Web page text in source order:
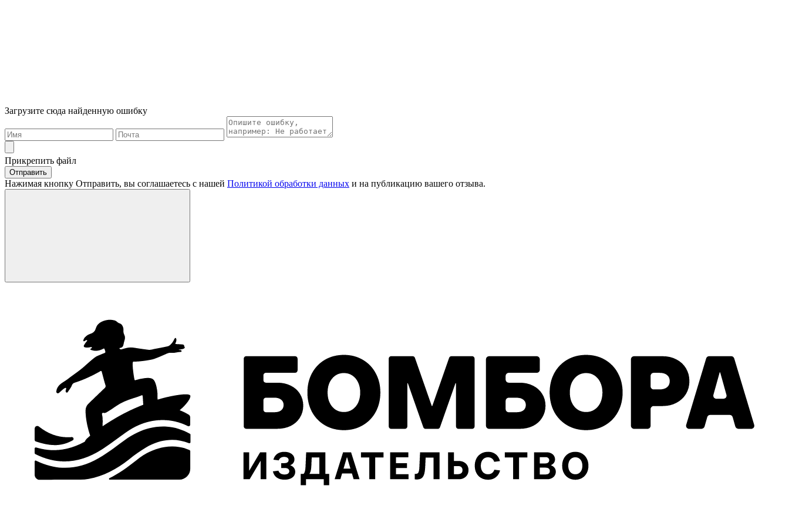
Загрузите сюда найденную ошибку
Прикрепить файл
Отправить
Нажимая кнопку Отправить, вы соглашаетесь с нашей Политикой обработки данных и на публикацию вашего отзыва.